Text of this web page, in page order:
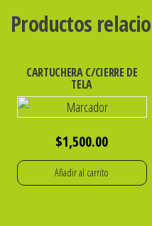
ibicraft
659032
Productos
CARTUCHERA C/CIERRE DE
TELA
$1,500.00
Añadir al carrito